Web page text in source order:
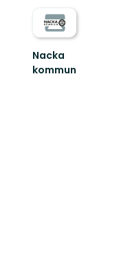
Nacka
kommun